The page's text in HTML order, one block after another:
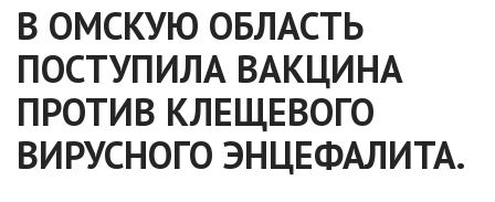
В ОМСКУЮ ОБЛАСТЬ
ПОСТУПИЛА ВАКЦИНА
ПРОТИВ КЛЕЩЕВОГО
ВИРУСНОГО ЭНЦЕФАЛИТА.